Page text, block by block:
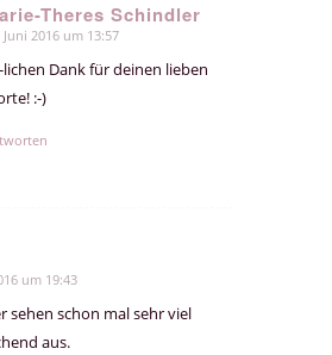
Theres Schindler
Juni 2016 um 13:57
lichen Dank für deinen lieben
:-)
um 19:43
sehen schon mal sehr viel
aus.